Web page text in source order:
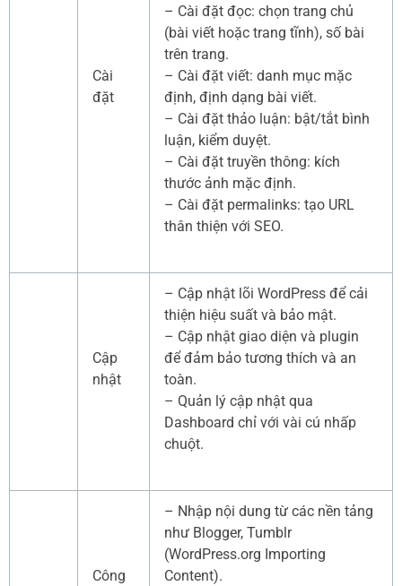
Cài
đặt
– Cài đặt đọc: chọn trang chủ
(bài viết hoặc trang tĩnh), số bài
trên trang.
– Cài đặt viết: danh mục mặc
định, định dạng bài viết.
– Cài đặt thảo luận: bật/tắt bình
luận, kiểm duyệt.
– Cài đặt truyền thông: kích
thước ảnh mặc định.
– Cài đặt permalinks: tạo URL
thân thiện với SEO.
Cập
nhật
– Cập nhật lõi WordPress để cải
thiện hiệu suất và bảo mật.
– Cập nhật giao diện và plugin
để đảm bảo tương thích và an
toàn.
– Quản lý cập nhật qua
Dashboard chỉ với vài cú nhấp
chuột.
Công
– Nhập nội dung từ các nền tảng
như Blogger, Tumblr
(WordPress.org Importing
Content).